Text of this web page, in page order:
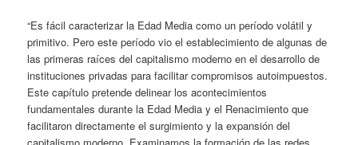
“Es fácil caracterizar la Edad Media como un período volátil y
primitivo. Pero este período vio el establecimiento de algunas de
las primeras raíces del capitalismo moderno en el desarrollo de
instituciones privadas para facilitar compromisos autoimpuestos.
Este capítulo pretende delinear los acontecimientos
fundamentales durante la Edad Media y el Renacimiento que
facilitaron directamente el surgimiento y la expansión del